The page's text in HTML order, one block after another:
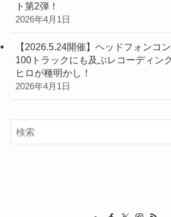
ト第2弾！
2026年4月1日
【2026.5.24開催】ヘッドフォンコ
100トラックにも及ぶレコーディン
ヒロが種明かし！
2026年4月1日